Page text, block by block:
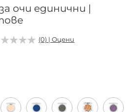
очи единични |
(0) | Оцени